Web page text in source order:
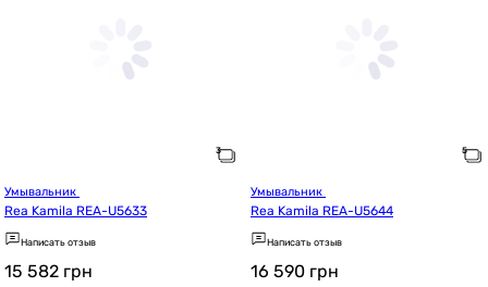
Rea Kamila REA-U5633
Написать отзыв
15 582 грн
Rea Kamila REA-U5644
Написать отзыв
16 590 грн